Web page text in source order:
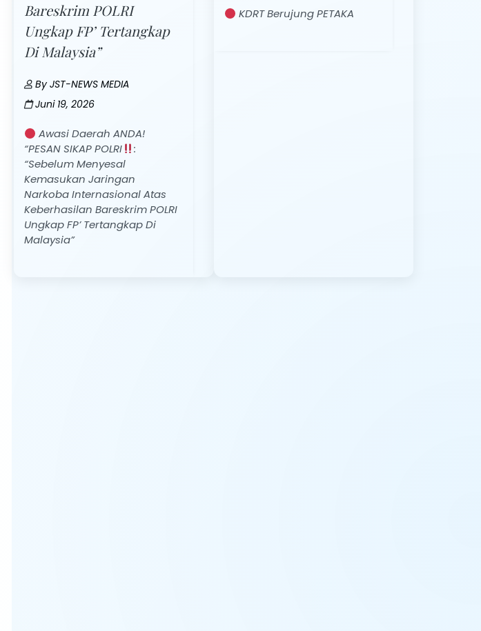
Bareskrim POLRI
Ungkap FP’ Tertangkap
Di Malaysia”
ByJST-NEWS MEDIA
Juni 19, 2026
Awasi Daerah ANDA!
“PESAN SIKAP POLRI
:
“Sebelum Menyesal
Kemasukan Jaringan
Narkoba Internasional Atas
Keberhasilan Bareskrim POLRI
Ungkap FP’ Tertangkap Di
Malaysia”
KDRT Berujung PETAKA